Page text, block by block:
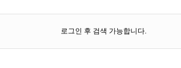
로그인 후 검색 가능합니다.